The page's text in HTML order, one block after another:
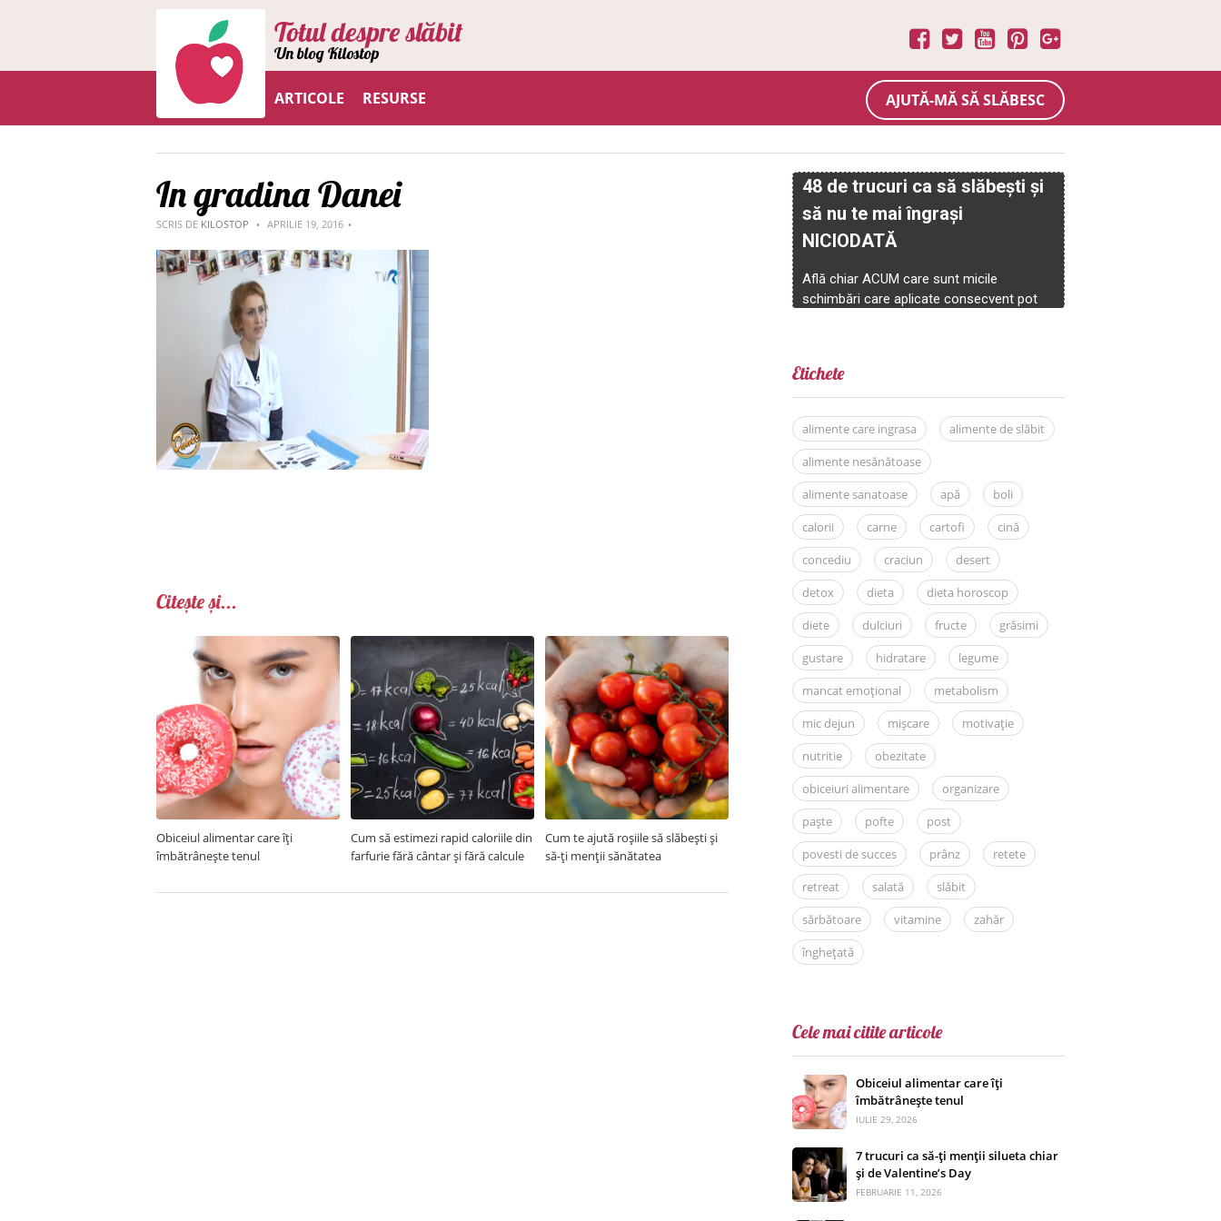
Totul despre slăbit
Un blog Kilostop
ARTICOLE RESURSE AJUTĂ-MĂ SĂ SLĂBESC
In gradina Danei
SCRIS DE KILOSTOP APRILIE 19, 2016
Citește și...
Obiceiul alimentar care îți
îmbătrânește tenul
Cum să estimezi rapid caloriile din
farfurie fără cântar și fără calcule
Cum te ajută roșiile să slăbești și
să-ți menții sănătatea
Etichete
alimente care ingrasa
alimente de slăbit
alimente nesănătoase
alimente sanatoase
apă
boli
calorii
carne cartofi
cină
concediu
craciun
desert
detox
dieta
dieta horoscop
diete
dulciuri fructe
grăsimi
gustare
hidratare
legume
mancat emoțional
metabolism
mic dejun
mișcare
motivație
nutritie
obezitate
obiceiuri alimentare
organizare
paște
pofte
post
povesti de succes
prânz
retete
retreat
salată
slăbit
sărbătoare
vitamine
zahăr
înghețată
Cele mai citite articole
Obiceiul alimentar care îți
îmbătrânește tenul
IULIE 29, 2026
7 trucuri ca să-ți menții silueta chiar
și de Valentine’s Day
FEBRUARIE 11, 2026